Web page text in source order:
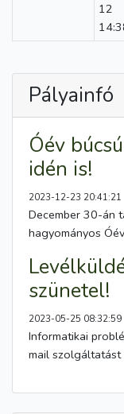
12
Pályainfó
Óév
idén is!
2023-12-23 20:41:21
December 30-án
hagyományos
szünetel!
2023-05-25 08:32:59
Informatikai
mail szolgáltatást